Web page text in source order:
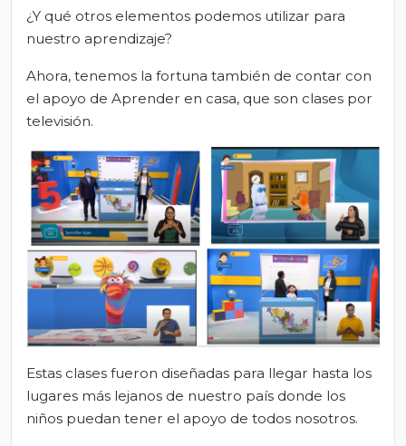
¿Y qué otros elementos podemos utilizar para
nuestro aprendizaje?
Ahora, tenemos la fortuna también de contar con
el apoyo de Aprender en casa, que son clases por
televisión.
Estas clases fueron diseñadas para llegar hasta los
lugares más lejanos de nuestro país donde los
niños puedan tener el apoyo de todos nosotros.